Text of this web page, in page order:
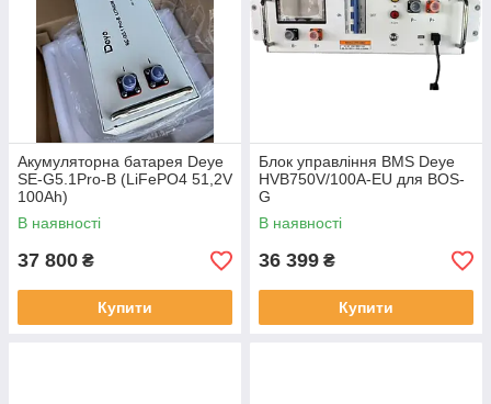
Акумуляторна батарея Deye
SE-G5.1Pro-B (LiFePO4 51,2V
100Ah)
В наявності
37 800 ₴
Купити
Блок управління BMS Deye
HVB750V/100A-EU для BOS-
G
В наявності
36 399 ₴
Купити